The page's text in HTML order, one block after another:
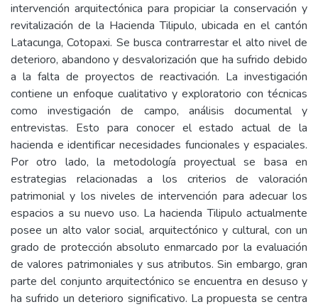
intervención arquitectónica para propiciar la conservación y
revitalización de la Hacienda Tilipulo, ubicada en el cantón
Latacunga, Cotopaxi. Se busca contrarrestar el alto nivel de
deterioro, abandono y desvalorización que ha sufrido debido
a la falta de proyectos de reactivación. La investigación
contiene un enfoque cualitativo y exploratorio con técnicas
como investigación de campo, análisis documental y
entrevistas. Esto para conocer el estado actual de la
hacienda e identificar necesidades funcionales y espaciales.
Por otro lado, la metodología proyectual se basa en
estrategias relacionadas a los criterios de valoración
patrimonial y los niveles de intervención para adecuar los
espacios a su nuevo uso. La hacienda Tilipulo actualmente
posee un alto valor social, arquitectónico y cultural, con un
grado de protección absoluto enmarcado por la evaluación
de valores patrimoniales y sus atributos. Sin embargo, gran
parte del conjunto arquitectónico se encuentra en desuso y
ha sufrido un deterioro significativo. La propuesta se centra